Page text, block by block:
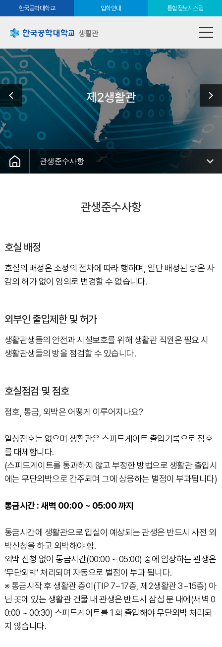
한국공학대학교 입학안내 통합정보시스템
생활관
제2생활관
관생준수사항
관생준수사항
호실 배정
호실의 배정은 소정의 절차에 따라 행하며, 일단 배정된 방은 사
감의 허가 없이 임의로 변경할 수 없습니다.
외부인 출입제한 및 허가
생활관생들의 안전과 시설보호를 위해 생활관 직원은 필요 시
생활관생들의 방을 점검할 수 있습니다.
호실점검 및 점호
점호, 통금, 외박은 어떻게 이루어지나요?
일상점호는 없으며 생활관은 스피드게이트 출입기록으로 점호
를 대체합니다.
(스피드게이트를 통과하지 않고 부정한 방법으로 생활관 출입시
에는 무단외박으로 간주되며 그에 상응하는 벌점이 부과됩니다)
통금시간 : 새벽 00:00 ~ 05:00 까지
통금시간에 생활관으로 입실이 예상되는 관생은 반드시 사전 외
박신청을 하고 외박해야 함.
외박 신청 없이 통금시간(00:00 ~ 05:00) 중에 입장하는 관생은
‘무단외박’ 처리되며 자동으로 벌점이 부과 됩니다.
※ 통금시작 후 생활관 층이(TIP 7~17층, 제2생활관 3~15층) 아
닌 곳에 있는 생활관 건물 내 관생은 반드시 삼십 분 내에(새벽 0
0:00 ~ 00:30) 스피드게이트를 1 회 출입해야 무단외박 처리되
지 않습니다.